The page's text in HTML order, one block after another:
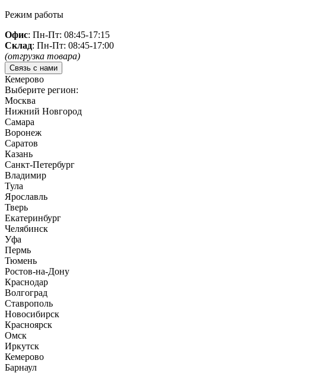
Режим работы
Офис: Пн-Пт: 08:45-17:15
Склад: Пн-Пт: 08:45-17:00
(отгрузка товара)
Связь с нами
Кемерово
Выберите регион:
Москва
Нижний Новгород
Самара
Воронеж
Саратов
Казань
Санкт-Петербург
Владимир
Тула
Ярославль
Тверь
Екатеринбург
Челябинск
Уфа
Пермь
Тюмень
Ростов-на-Дону
Краснодар
Волгоград
Ставрополь
Новосибирск
Красноярск
Омск
Иркутск
Кемерово
Барнаул